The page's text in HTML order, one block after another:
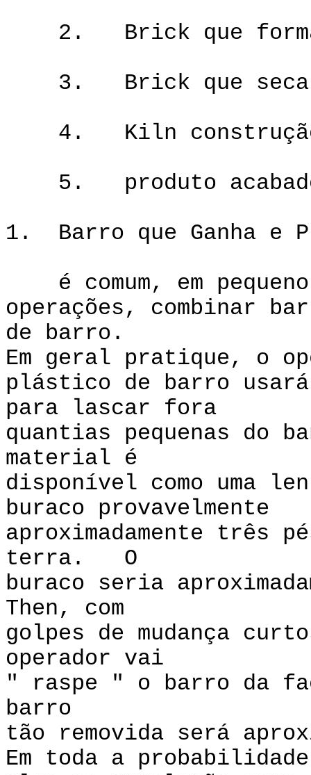
2. Brick que
3. Brick que
4. Kiln
5. produto acabado
1. Barro que Ganha e
é comum, em
operações, combinar
de barro.
Em geral pratique, o
plástico de barro usará
para lascar fora
quantias pequenas do
material é
disponível como uma
buraco provavelmente
aproximadamente três
terra. O
buraco seria
Then, com
golpes de mudança
operador vai
" raspe " o barro da
barro
tão removida será
Em toda a